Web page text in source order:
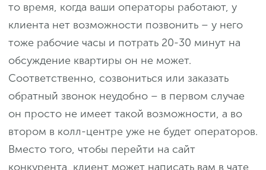
то время, когда ваши операторы работают, у
клиента нет возможности позвонить – у него
тоже рабочие часы и потрать 20-30 минут на
обсуждение квартиры он не может.
Соответственно, созвониться или заказать
обратный звонок неудобно – в первом случае
он просто не имеет такой возможности, а во
втором в колл-центре уже не будет операторов.
Вместо того, чтобы перейти на сайт
конкурента, клиент может написать вам в чате